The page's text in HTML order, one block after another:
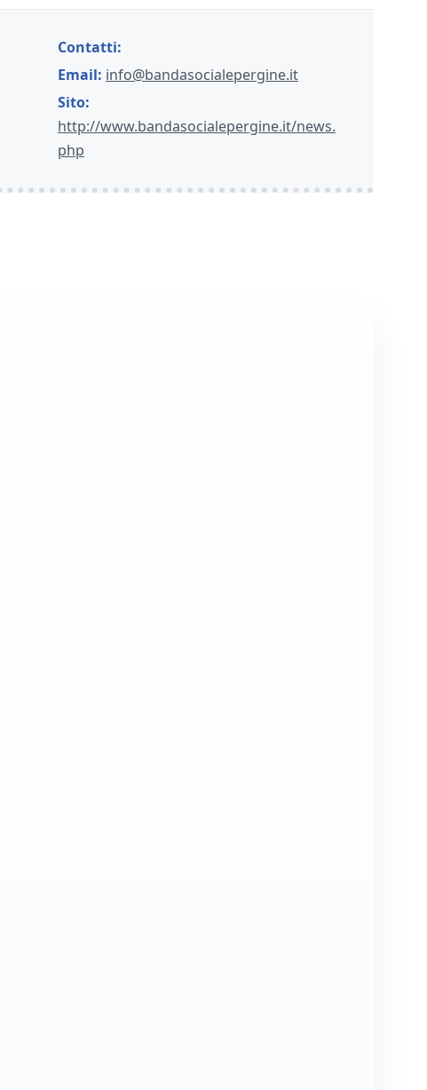
Contatti:
Email: info@bandasocialepergine.it
Sito:
http://www.bandasocialepergine.it/news.
php